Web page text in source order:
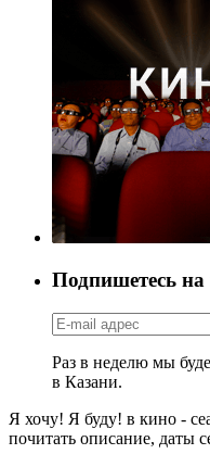
Подпишетесь
Раз в неделю мы
в Казани.
Я хочу! Я буду! в кино -
почитать описание, даты